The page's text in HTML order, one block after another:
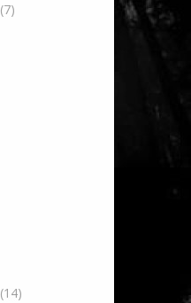
(7)
(14)